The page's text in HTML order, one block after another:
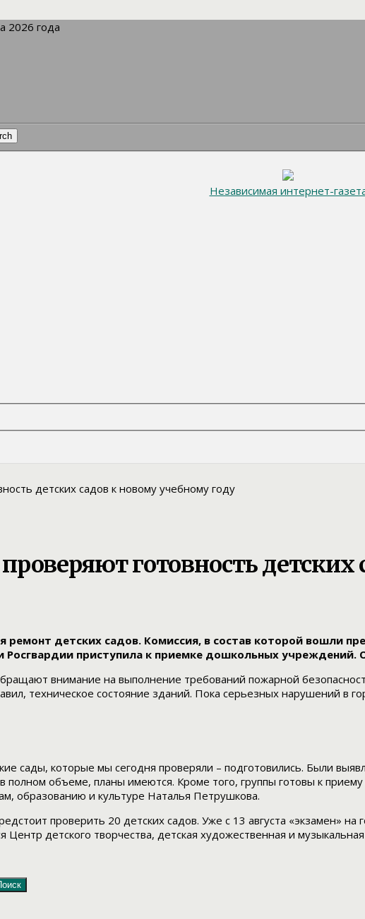
2026 года
Независимая интернет-
готовность детских
ремонт детских садов. Комиссия, в состав которой вошли
Росгвардии приступила к приемке дошкольных
внимание на выполнение требований пожарной
техническое состояние зданий. Пока серьезных нарушений в
сады, которые мы сегодня проверяли – подготовились. Были
полном объеме, планы имеются. Кроме того, группы готовы к
образованию и культуре Наталья Петрушкова.
проверить 20 детских садов. Уже с 13 августа «экзамен»
Центр детского творчества, детская художественная и